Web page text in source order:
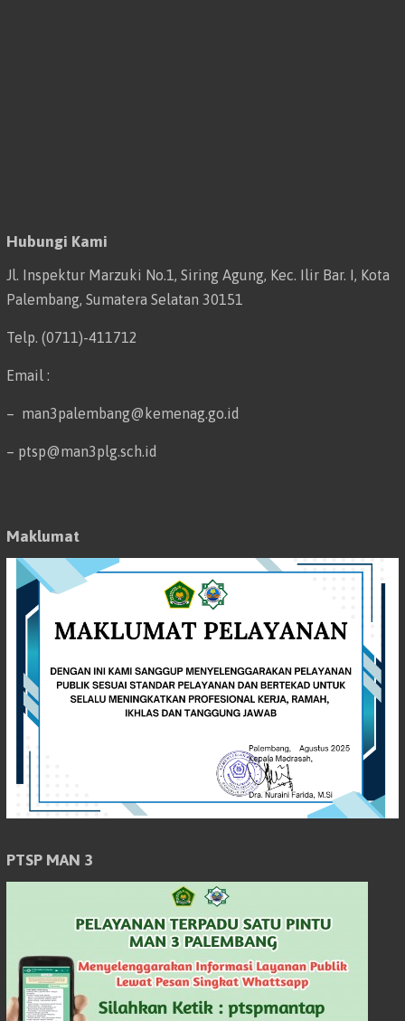
Hubungi Kami
Jl. Inspektur Marzuki No.1, Siring Agung, Kec. Ilir Bar. I, Kota
Palembang, Sumatera Selatan 30151
Telp. (0711)-411712
Email :
– man3palembang@kemenag.go.id
– ptsp@man3plg.sch.id
Maklumat
PTSP MAN 3